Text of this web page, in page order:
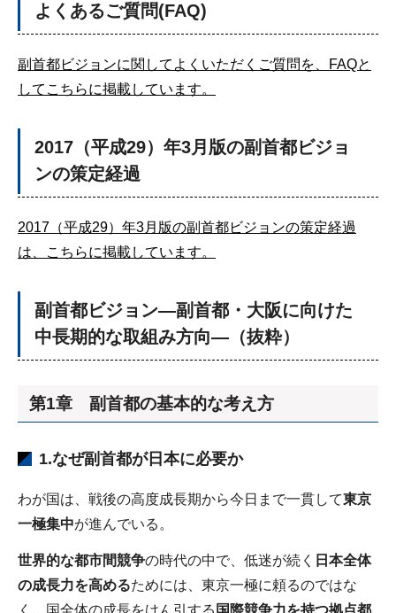
よくあるご質問(FAQ)
副首都ビジョンに関してよくいただくご質問を、FAQと
してこちらに掲載しています。
2017（平成29）年3月版の副首都ビジョ
ンの策定経過
2017（平成29）年3月版の副首都ビジョンの策定経過
は、こちらに掲載しています。
副首都ビジョン―副首都・大阪に向けた
中長期的な取組み方向―（抜粋）
第1章 副首都の基本的な考え方
1.なぜ副首都が日本に必要か
わが国は、戦後の高度成⻑期から今日まで⼀貫して東京
一極集中が進んでいる。
世界的な都市間競争の時代の中で、低迷が続く 日本全体
の成長力を⾼めるためには、東京⼀極に頼るのではな
く、国全体の成⻑をけん引する 国際競争力を持つ拠点都